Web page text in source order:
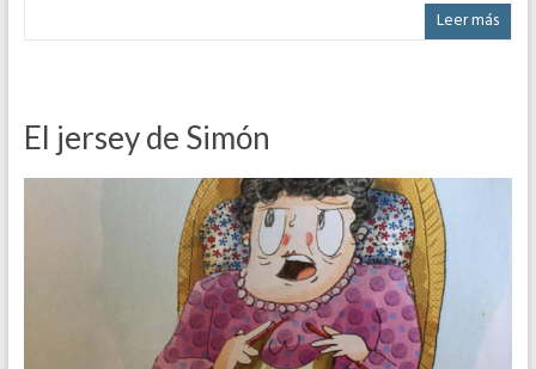
Leer más
El jersey de Simón